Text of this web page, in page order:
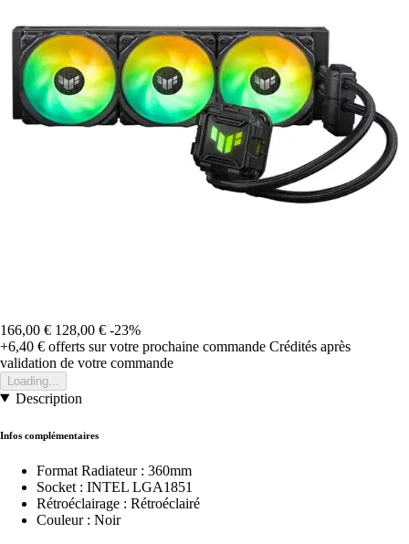
166,00 € 128,00 € -23%
+6,40 € offerts sur votre prochaine commande Crédités après
validation de votre commande
Loading...
Description
Infos complémentaires
Format Radiateur : 360mm
Socket : INTEL LGA1851
Rétroéclairage : Rétroéclairé
Couleur : Noir